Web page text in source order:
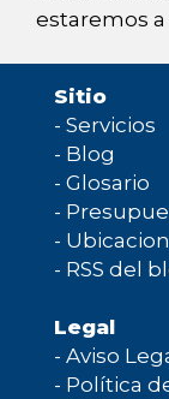
estaremos
Sitio
- Servicios
- Blog
- Glosario
-
-
- RSS del
Legal
- Aviso
- Política